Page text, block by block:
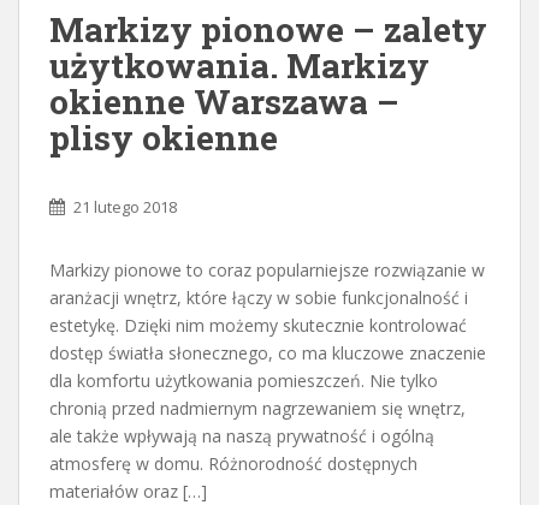
Markizy pionowe – zalety
użytkowania. Markizy
okienne Warszawa –
plisy okienne
21 lutego 2018
Markizy pionowe to coraz popularniejsze rozwiązanie w
aranżacji wnętrz, które łączy w sobie funkcjonalność i
estetykę. Dzięki nim możemy skutecznie kontrolować
dostęp światła słonecznego, co ma kluczowe znaczenie
dla komfortu użytkowania pomieszczeń. Nie tylko
chronią przed nadmiernym nagrzewaniem się wnętrz,
ale także wpływają na naszą prywatność i ogólną
atmosferę w domu. Różnorodność dostępnych
materiałów oraz […]